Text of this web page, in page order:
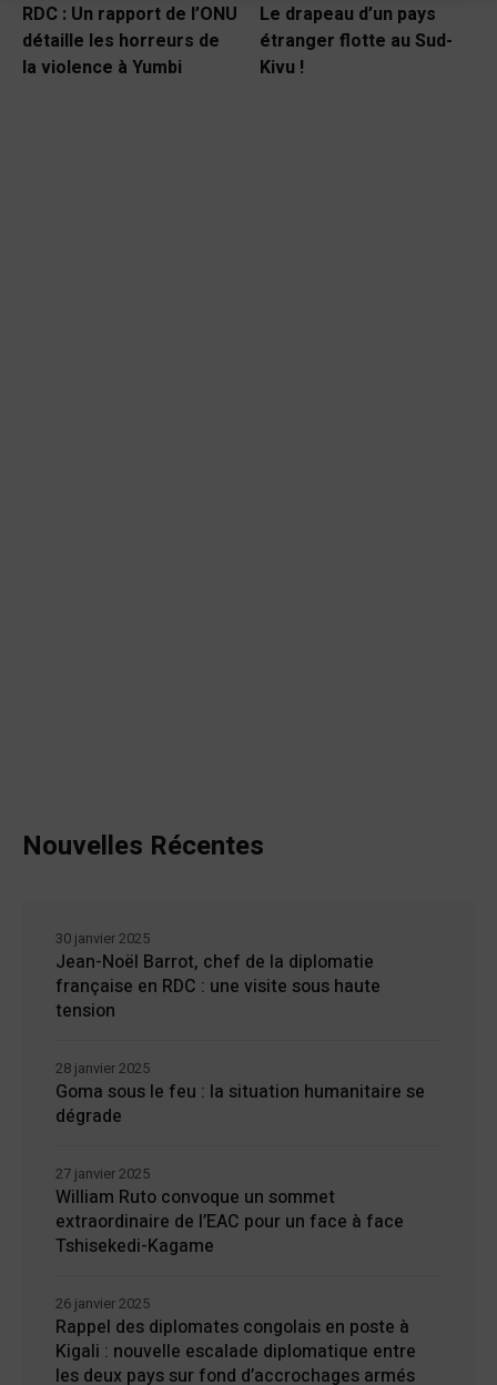
RDC : Un rapport de l’ONU
détaille les horreurs de
la violence à Yumbi
Le drapeau d’un pays
étranger flotte au Sud-
Kivu !
Nouvelles Récentes
Jean-Noël Barrot, chef de la diplomatie
française en RDC : une visite sous haute
tension
30 janvier 2025
Goma sous le feu : la situation humanitaire se
dégrade
28 janvier 2025
William Ruto convoque un sommet
extraordinaire de l’EAC pour un face à face
Tshisekedi-Kagame
27 janvier 2025
Rappel des diplomates congolais en poste à
Kigali : nouvelle escalade diplomatique entre
les deux pays sur fond d’accrochages armés
26 janvier 2025